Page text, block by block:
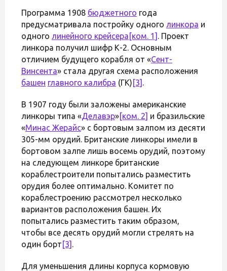
Программа 1908 бюджетного года
предусматривала постройку одного линкора и
одного линейного крейсера [ком. 1] . Проект
линкора получил шифр К-2. Основным
отличием будущего корабля от «Сент-
Винсента» стала другая схема расположения
башен главного калибра (ГК) [3] .
В 1907 году были заложены американские
линкоры типа «Делавэр»[ком. 2] и бразильские
«Минас Жерайс» с бортовым залпом из десяти
305-мм орудий. Британские линкоры имели в
бортовом залпе лишь восемь орудий, поэтому
на следующем линкоре британские
кораблестроители попытались разместить
орудия более оптимально. Комитет по
кораблестроению рассмотрел несколько
вариантов расположения башен. Их
попытались разместить таким образом,
чтобы все десять орудий могли стрелять на
один борт [3] .
Для уменьшения длины корпуса кормовую